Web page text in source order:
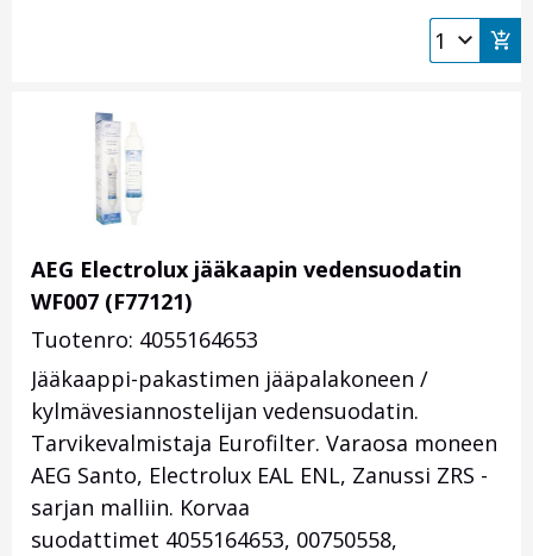
AEG Electrolux jääkaapin vedensuodatin
WF007 (F77121)
Tuotenro: 4055164653
Jääkaappi-pakastimen jääpalakoneen /
kylmävesiannostelijan vedensuodatin.
Tarvikevalmistaja Eurofilter. Varaosa moneen
AEG Santo, Electrolux EAL ENL, Zanussi ZRS -
sarjan malliin. Korvaa
suodattimet 4055164653, 00750558,